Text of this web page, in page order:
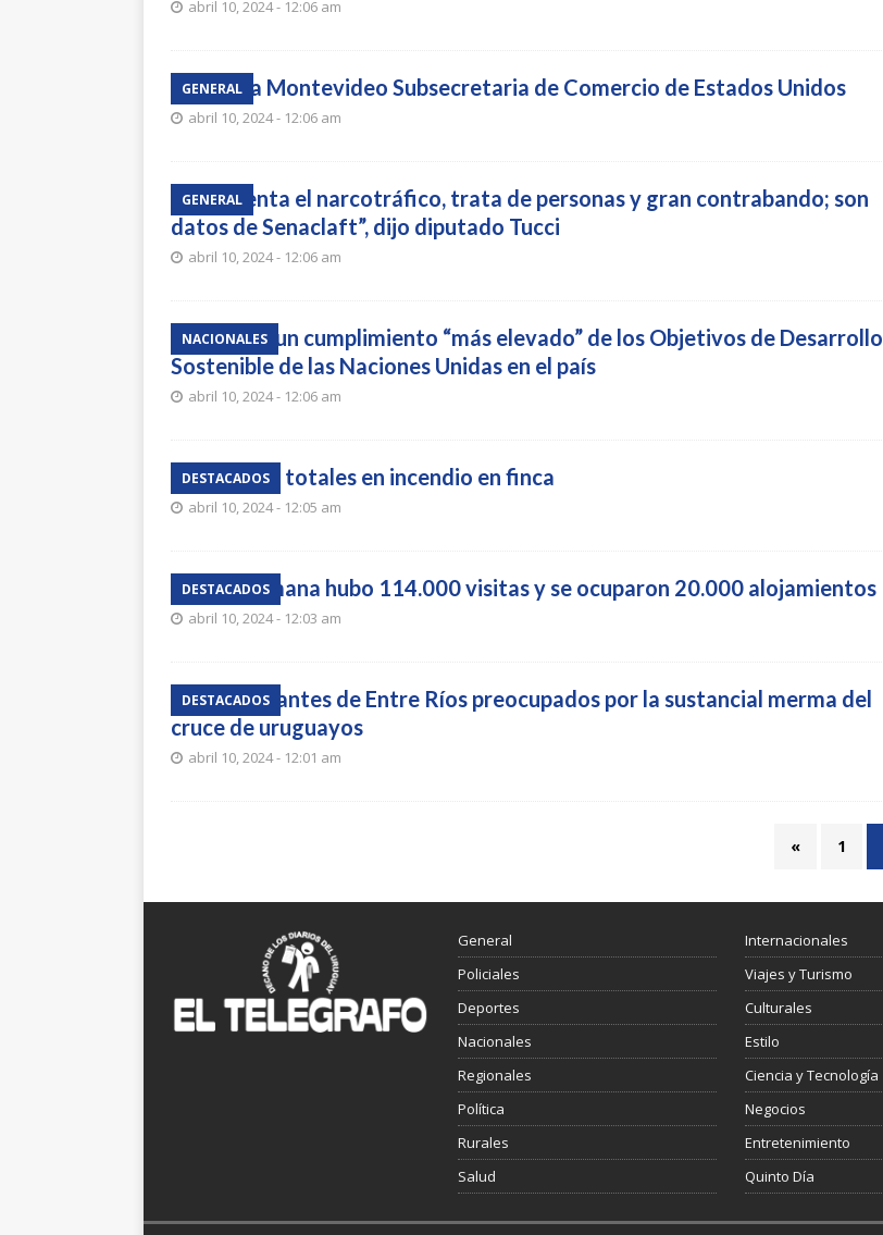
abril 10, 2024 - 12:06 am
GENERAL
Llega a Montevideo Subsecretaria de Comercio de Estados Unidos
abril 10, 2024 - 12:06 am
GENERAL
“Aumenta el narcotráfico, trata de personas y gran contrabando; son
datos de Senaclaft”, dijo diputado Tucci
abril 10, 2024 - 12:06 am
NACIONALES
Esperan un cumplimiento “más elevado” de los Objetivos de Desarrollo
Sostenible de las Naciones Unidas en el país
abril 10, 2024 - 12:06 am
DESTACADOS
Pérdidas totales en incendio en finca
abril 10, 2024 - 12:05 am
DESTACADOS
En la Semana hubo 114.000 visitas y se ocuparon 20.000 alojamientos
abril 10, 2024 - 12:03 am
DESTACADOS
Comerciantes de Entre Ríos preocupados por la sustancial merma del
cruce de uruguayos
abril 10, 2024 - 12:01 am
« 1
General
Policiales
Deportes
Nacionales
Regionales
Política
Rurales
Salud
Internacionales
Viajes y Turismo
Culturales
Estilo
Ciencia y Tecnología
Negocios
Entretenimiento
Quinto Día